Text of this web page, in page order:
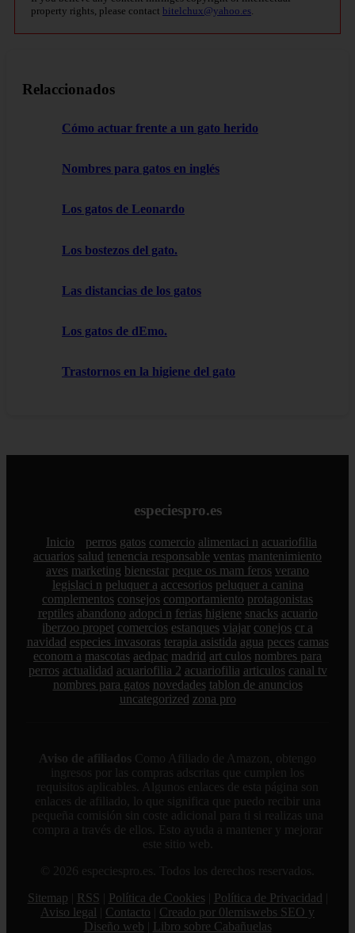
property rights, please contact bitelchux@yahoo.es.
Relaccionados
Cómo actuar frente a un gato herido
Nombres para gatos en inglés
Los gatos de Leonardo
Los bostezos del gato.
Las distancias de los gatos
Los gatos de dEmo.
Trastornos en la higiene del gato
especiespro.es
Inicio perros gatos comercio alimentaci n acuariofilia
acuarios salud tenencia responsable ventas mantenimiento
aves marketing bienestar peque os mam feros verano
legislaci n peluquer a accesorios peluquer a canina
complementos consejos comportamiento protagonistas
reptiles abandono adopci n ferias higiene snacks acuario
iberzoo propet comercios estanques viajar conejos cr a
navidad especies invasoras terapia asistida agua peces camas
econom a mascotas aedpac madrid art culos nombres para
perros actualidad acuariofilia 2 acuariofilia articulos canal tv
nombres para gatos novedades tablon de anuncios
uncategorized zona pro
Aviso de afiliados Como Afiliado de Amazon, obtengo
ingresos por las compras adscritas que cumplen los
requisitos aplicables. Algunos enlaces de esta página son
enlaces de afiliado, lo que significa que puedo recibir una
pequeña comisión sin coste adicional para ti si realizas una
compra a través de ellos. Esto ayuda a mantener y mejorar
este sitio web.
© 2026 especiespro.es. Todos los derechos reservados.
Sitemap
RSS Política de Cookies Política de Privacidad
Aviso legal
Contacto
Creado por 0lemiswebs SEO y
Diseño web
Libro sobre Cabañuelas